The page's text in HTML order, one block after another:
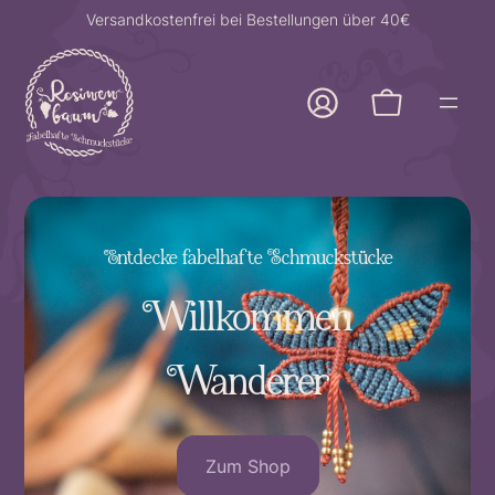
Versandkostenfrei bei Bestellungen über 40€
Entdecke fabelhafte Schmuckstücke
Willkommen
Wanderer
Zum Shop